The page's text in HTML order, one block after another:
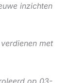
inzichten
met
op 03-